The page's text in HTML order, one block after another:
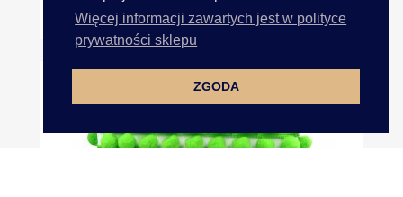
Więcej informacji zawartych jest w polityce
prywatności sklepu
ZGODA
Podszewka 1m ZIELONA TRAWA...